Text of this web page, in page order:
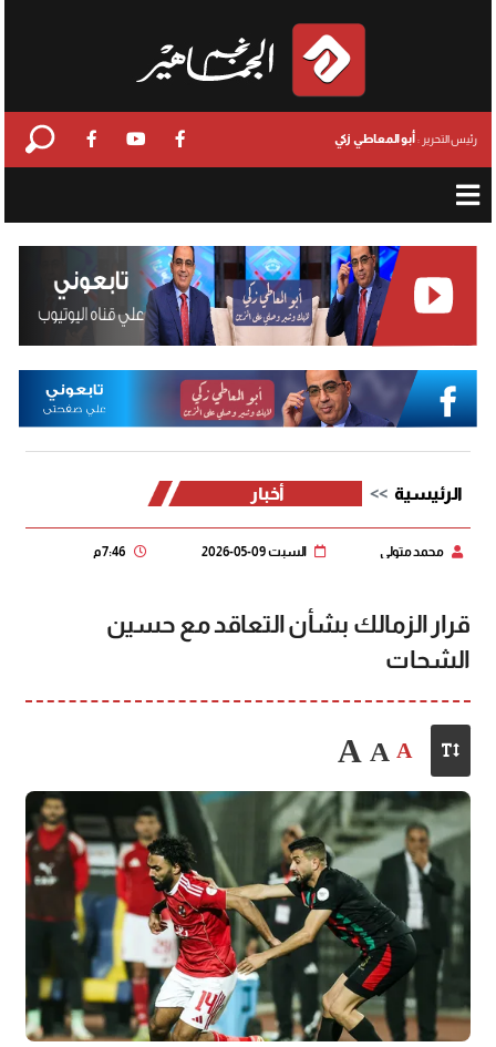
رئيس التحرير : أبو المعاطي زكي
الرئيسية أخبار
محمد متولي السبت 09-05-2026 7:46 م
قرار الزمالك بشأن التعاقد مع حسين
الشحات
A
A
A